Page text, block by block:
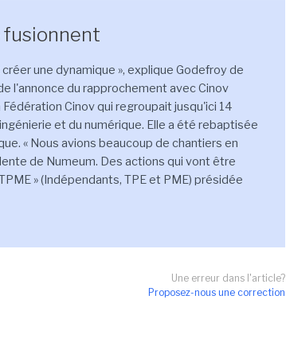
fusionnent
une dynamique », explique Godefroy de
l'annonce du rapprochement avec Cinov
Cinov qui regroupait jusqu'ici 14
et du numérique. Elle a été rebaptisée
« Nous avions beaucoup de chantiers en
de Numeum. Des actions qui vont être
» (Indépendants, TPE et PME) présidée
Une erreur dans l'article?
Proposez-nous une correction